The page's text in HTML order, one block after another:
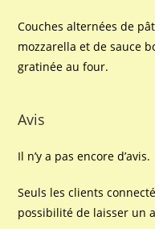
Couches alternées de
mozzarella et de sauce
gratinée au four.
Avis
Il n’y a pas encore d’avis.
Seuls les clients
possibilité de laisser un